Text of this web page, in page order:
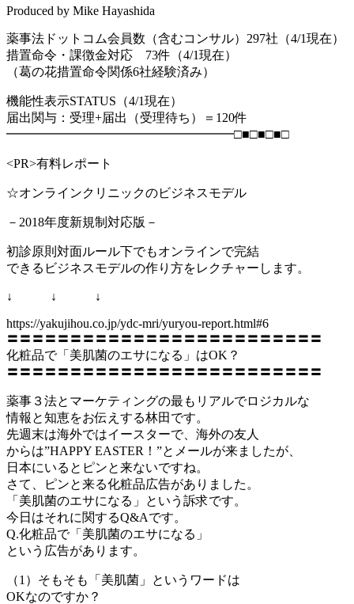
Produced by Mike Hayashida
薬事法ドットコム会員数（含むコンサル）297社（4/1現在）
措置命令・課徴金対応 73件（4/1現在）
（葛の花措置命令関係6社経験済み）
機能性表示STATUS（4/1現在）
届出関与：受理+届出（受理待ち）＝120件
━━━━━━━━━━━━━━━━━━□■□■□■□
<PR>有料レポート
☆オンラインクリニックのビジネスモデル
－2018年度新規制対応版－
初診原則対面ルール下でもオンラインで完結
できるビジネスモデルの作り方をレクチャーします。
↓ ↓ ↓
https://yakujihou.co.jp/ydc-mri/yuryou-report.html#6
〓〓〓〓〓〓〓〓〓〓〓〓〓〓〓〓〓〓〓〓〓〓〓〓〓
化粧品で「美肌菌のエサになる」はOK？
〓〓〓〓〓〓〓〓〓〓〓〓〓〓〓〓〓〓〓〓〓〓〓〓〓
薬事３法とマーケティングの最もリアルでロジカルな
情報と知恵をお伝えする林田です。
先週末は海外ではイースターで、海外の友人
からは”HAPPY EASTER！”とメールが来ましたが、
日本にいるとピンと来ないですね。
さて、ピンと来る化粧品広告がありました。
「美肌菌のエサになる」という訴求です。
今日はそれに関するQ&Aです。
Q.化粧品で「美肌菌のエサになる」
という広告があります。
（1）そもそも「美肌菌」というワードは
OKなのですか？